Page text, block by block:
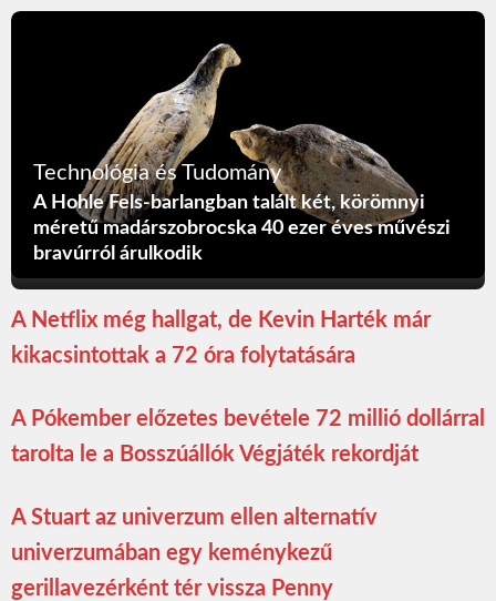
Technológia és Tudomány
A Hohle Fels-barlangban talált két, körömnyi
méretű madárszobrocska 40 ezer éves művészi
bravúrról árulkodik
A Netflix még hallgat, de Kevin Harték már
kikacsintottak a 72 óra folytatására
A Pókember előzetes bevétele 72 millió dollárral
tarolta le a Bosszúállók Végjáték rekordját
A Stuart az univerzum ellen alternatív
univerzumában egy keménykezű
gerillavezérként tér vissza Penny